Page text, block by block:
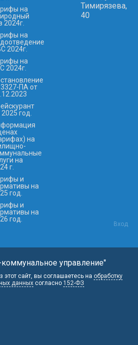
на
2024г.
на
2024г.
на
2024г.
ПА от
год.
на
на
г.
и
на
год.
и
на
год.
Тимирязева,
40
Вход
управление"
сайт, вы соглашаетесь на обработку
данных согласно 152-ФЗ